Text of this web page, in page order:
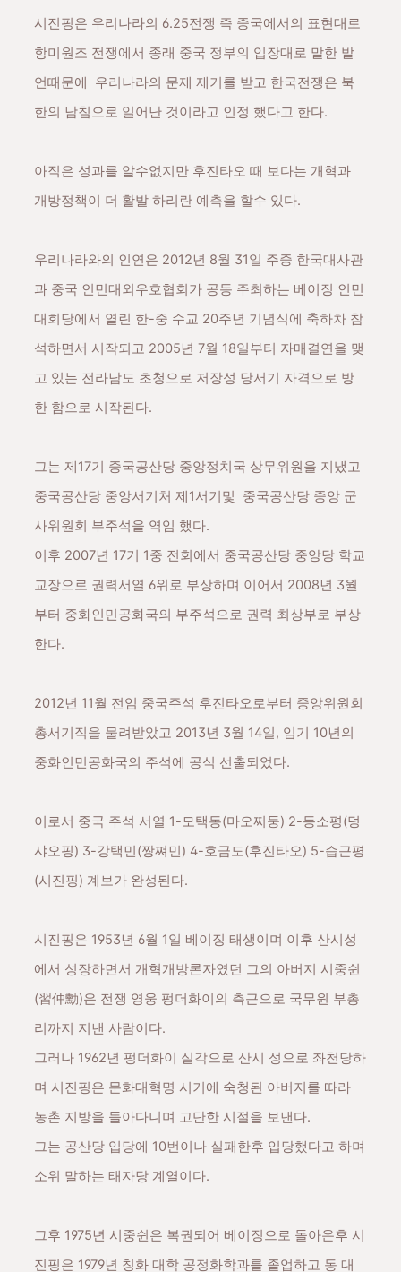
시진핑은 우리나라의 6.25전쟁 즉 중국에서의 표현대로
항미원조 전쟁에서 종래 중국 정부의 입장대로 말한 발
언때문에 우리나라의 문제 제기를 받고 한국전쟁은 북
한의 남침으로 일어난 것이라고 인정 했다고 한다.
아직은 성과를 알수없지만 후진타오 때 보다는 개혁과
개방정책이 더 활발 하리란 예측을 할수 있다.
우리나라와의 인연은 2012년 8월 31일 주중 한국대사관
과 중국 인민대외우호협회가 공동 주최하는 베이징 인민
대회당에서 열린 한-중 수교 20주년 기념식에 축하차 참
석하면서 시작되고 2005년 7월 18일부터 자매결연을 맺
고 있는 전라남도 초청으로 저장성 당서기 자격으로 방
한 함으로 시작된다.
그는 제17기 중국공산당 중앙정치국 상무위원을 지냈고
중국공산당 중앙서기처 제1서기및 중국공산당 중앙 군
사위원회 부주석을 역임 했다.
이후 2007년 17기 1중 전회에서 중국공산당 중앙당 학교
교장으로 권력서열 6위로 부상하며 이어서 2008년 3월
부터 중화인민공화국의 부주석으로 권력 최상부로 부상
한다.
2012년 11월 전임 중국주석 후진타오로부터 중앙위원회
총서기직을 물려받았고 2013년 3월 14일, 임기 10년의
중화인민공화국의 주석에 공식 선출되었다.
이로서 중국 주석 서열 1-모택동(마오쩌둥) 2-등소평(덩
샤오핑) 3-강택민(짱쪄민) 4-호금도(후진타오) 5-습근평
(시진핑) 계보가 완성된다.
시진핑은 1953년 6월 1일 베이징 태생이며 이후 산시성
에서 성장하면서 개혁개방론자였던 그의 아버지 시중쉰
(習仲勳)은 전쟁 영웅 펑더화이의 측근으로 국무원 부총
리까지 지낸 사람이다.
그러나 1962년 펑더화이 실각으로 산시 성으로 좌천당하
며 시진핑은 문화대혁명 시기에 숙청된 아버지를 따라
농촌 지방을 돌아다니며 고단한 시절을 보낸다.
그는 공산당 입당에 10번이나 실패한후 입당했다고 하며
소위 말하는 태자당 계열이다.
그후 1975년 시중쉰은 복권되어 베이징으로 돌아온후 시
진핑은 1979년 칭화 대학 공정화학과를 졸업하고 동 대